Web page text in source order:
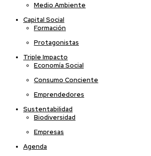
Medio Ambiente
Capital Social
Formación
Protagonistas
Triple Impacto
Economía Social
Consumo Conciente
Emprendedores
Sustentabilidad
Biodiversidad
Empresas
Agenda